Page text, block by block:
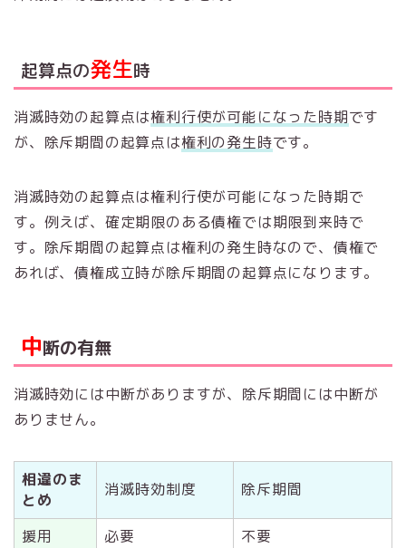
起算点の発生時
消滅時効の起算点は権利行使が可能になった時期です
が、除斥期間の起算点は権利の発生時です。
消滅時効の起算点は権利行使が可能になった時期で
す。例えば、確定期限のある債権では期限到来時で
す。除斥期間の起算点は権利の発生時なので、債権で
あれば、債権成立時が除斥期間の起算点になります。
中断の有無
消滅時効には中断がありますが、除斥期間には中断が
ありません。
相違のま
とめ
消滅時効制度 除斥期間
援用 必要
不要